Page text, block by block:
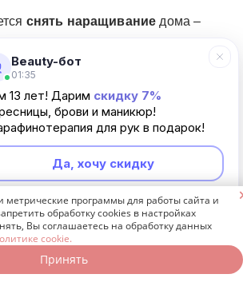
снять наращивание дома –
с мастером, как это лучше
в вашем случае, иначе
волоскам.
на процедуру
убедитесь, что у вас
Нельзя идти в салон,
раздражение или
(конъюктивит, ячмень) или
Beauty-бот
01:35
13 лет! Дарим скидку 7%
брови и маникюр!
для рук в подарок!
Да, хочу скидку
Неинтересно
метрические программы для работы сайта и
обработку cookies в настройках
Вы соглашаетесь на обработку данных
cookie.
Принять